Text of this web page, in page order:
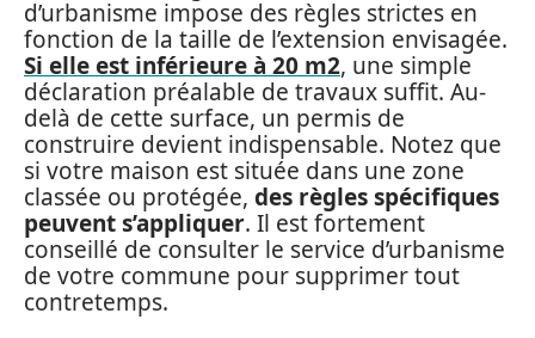
d’urbanisme impose des règles strictes en
fonction de la taille de l’extension envisagée.
Si elle est inférieure à 20 m2, une simple
déclaration préalable de travaux suffit. Au-
delà de cette surface, un permis de
construire devient indispensable. Notez que
si votre maison est située dans une zone
classée ou protégée, des règles spécifiques
peuvent s’appliquer. Il est fortement
conseillé de consulter le service d’urbanisme
de votre commune pour supprimer tout
contretemps.